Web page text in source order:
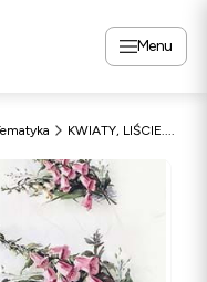
Menu
KWIATY, LIŚCIE....